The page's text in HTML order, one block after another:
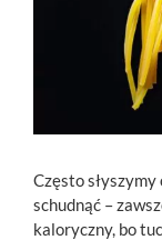
Często
schudnąć –
kaloryczny, bo